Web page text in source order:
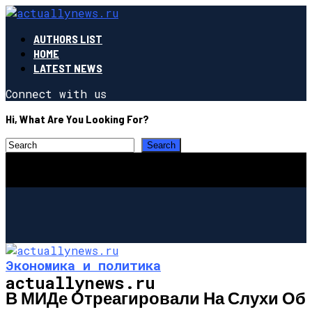
AUTHORS LIST
HOME
LATEST NEWS
Connect with us
Hi, What Are You Looking For?
actuallynews.ru
Экономика и политика
В МИДе Отреагировали На Слухи Об